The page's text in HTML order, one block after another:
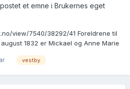
et emne i Brukernes eget
view/7540/38292/41 Foreldrene til
1832 er Mickael og Anne Marie
vestby